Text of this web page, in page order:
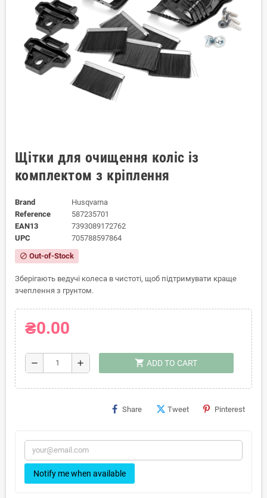
Щітки для очищення коліс із
комплектом з кріплення
Brand
Husqvarna
Reference
587235701
EAN13
7393089172762
UPC
705788597864
block Out-of-Stock
Зберігають ведучі колеса в чистоті, щоб підтримувати краще
зчеплення з грунтом.
₴0.00
remove add shopping_cart ADD TO CART
Share Tweet Pinterest
Notify me when available